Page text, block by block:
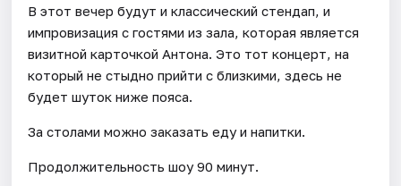
В этот вечер будут и классический стендап, и
импровизация с гостями из зала, которая является
визитной карточкой Антона. Это тот концерт, на
который не стыдно прийти с близкими, здесь не
будет шуток ниже пояса.
За столами можно заказать еду и напитки.
Продолжительность шоу 90 минут.